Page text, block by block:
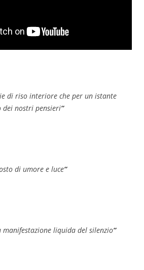
di riso interiore che per un istante
nostri pensieri“
di umore e luce“
manifestazione liquida del silenzio“